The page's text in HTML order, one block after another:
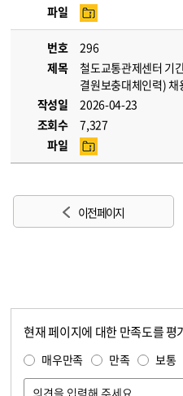
파일
번호
296
제목
철도교통관제센터 기
결원보충대체인력) 채
작성일
2026-04-23
조회수
7,327
파일
이전 페이지
현재 페이지에 대한 만족도를 평
매우만족 만족 보통